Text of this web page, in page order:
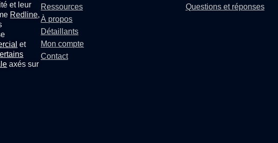
et leur
Redline,
et
axés sur
Ressources
À propos
Détaillants
Mon compte
Contact
Questions et réponses